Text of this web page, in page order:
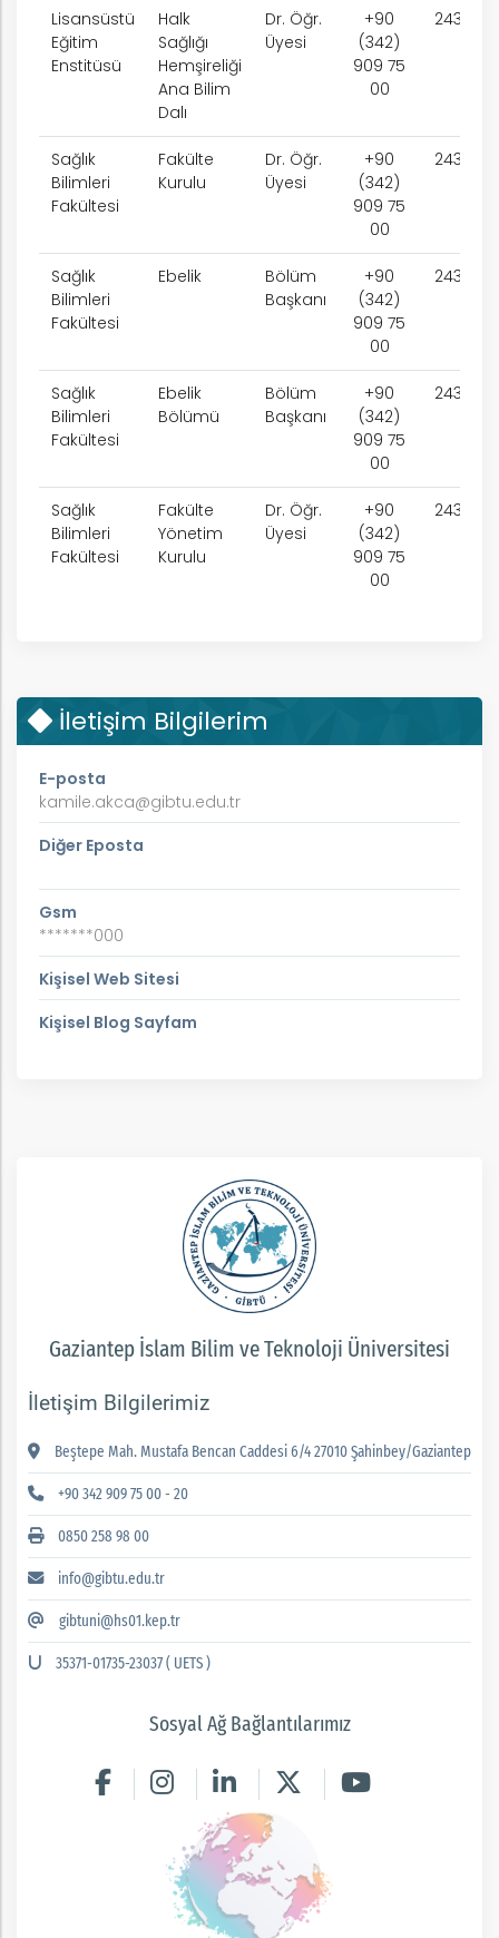
Lisansüstü
Eğitim
Enstitüsü
Halk
Sağlığı
Hemşireliği
Ana Bilim
Dalı
Dr. Öğr.
Üyesi
+90
(342)
909 75
00
2430
Sağlık
Bilimleri
Fakültesi
Fakülte
Kurulu
Dr. Öğr.
Üyesi
+90
(342)
909 75
00
2430
Sağlık
Bilimleri
Fakültesi
Ebelik
Bölüm
Başkanı
+90
(342)
909 75
00
2430
Sağlık
Bilimleri
Fakültesi
Ebelik
Bölümü
Bölüm
Başkanı
+90
(342)
909 75
00
2430
Sağlık
Bilimleri
Fakültesi
Fakülte
Yönetim
Kurulu
Dr. Öğr.
Üyesi
+90
(342)
909 75
00
2430
İletişim Bilgilerim
E-posta
kamile.akca@gibtu.edu.tr
Diğer Eposta
Gsm
*******000
Kişisel Web Sitesi
Kişisel Blog Sayfam
Gaziantep İslam Bilim ve Teknoloji Üniversitesi
İletişim Bilgilerimiz
Beştepe Mah. Mustafa Bencan Caddesi 6/4 27010 Şahinbey/Gaziantep
+90 342 909 75 00 - 20
0850 258 98 00
info@gibtu.edu.tr
gibtuni@hs01.kep.tr
35371-01735-23037 ( UETS )
Sosyal Ağ Bağlantılarımız